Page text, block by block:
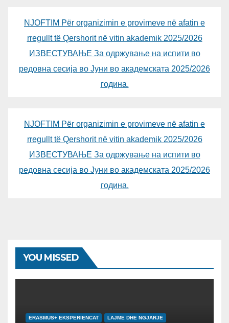
NJOFTIM Për organizimin e provimeve në afatin e
rregullt të Qershorit në vitin akademik 2025/2026
ИЗВЕСТУВАЊЕ За одржување на испити во
редовна сесија во Јуни во академската 2025/2026
година.
NJOFTIM Për organizimin e provimeve në afatin e
rregullt të Qershorit në vitin akademik 2025/2026
ИЗВЕСТУВАЊЕ За одржување на испити во
редовна сесија во Јуни во академската 2025/2026
година.
YOU MISSED
ERASMUS+ EKSPERIENCAT LAJME DHE NGJARJE